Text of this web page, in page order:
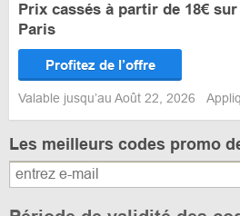
Prix cassés à partir de 18€
Paris
Profitez de l’offre
Valable jusqu’au Août 22, 2026
Les meilleurs codes promo